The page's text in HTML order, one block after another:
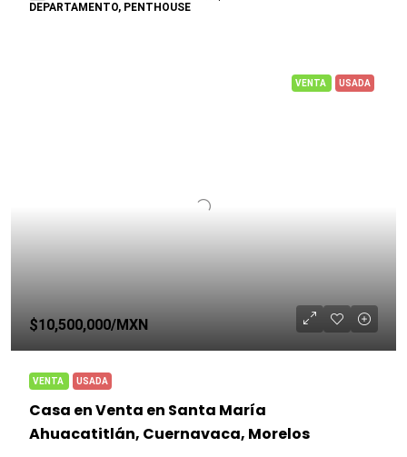
DEPARTAMENTO, PENTHOUSE
VENTA USADA
$10,500,000/MXN
VENTA USADA
Casa en Venta en Santa María
Ahuacatitlán, Cuernavaca, Morelos